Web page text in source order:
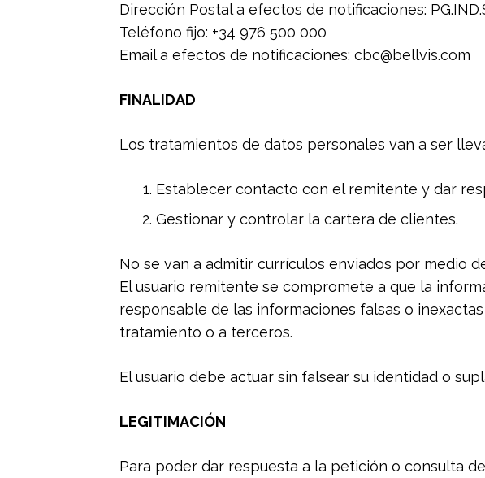
Dirección Postal a efectos de notificaciones:
Teléfono fijo: +34 976 500 000
Email a efectos de notificaciones: cbc@bellvis.com
FINALIDAD
Los tratamientos de datos personales van a ser
Establecer contacto con el remitente y dar
Gestionar y controlar la cartera de clientes.
No se van a admitir currículos enviados por medio
El usuario remitente se compromete a que la
responsable de las informaciones falsas o
tratamiento o a terceros.
El usuario debe actuar sin falsear su identidad o
LEGITIMACIÓN
Para poder dar respuesta a la petición o consulta